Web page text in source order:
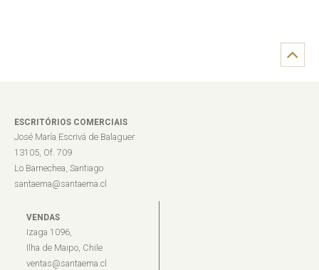
ESCRITÓRIOS COMERCIAIS
José María Escrivá de Balaguer
13105, Of. 709
Lo Barnechea, Santiago
santaema@santaema.cl
VENDAS
Izaga 1096,
Ilha de Maipo, Chile
ventas@santaema.cl